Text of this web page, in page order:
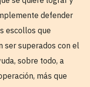
defender
escollos que
ser superados con el
sobre todo, a
más que